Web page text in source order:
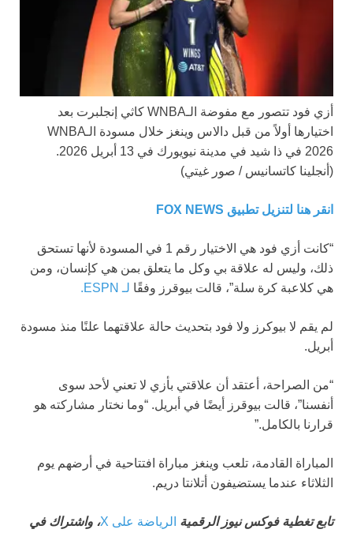
أزي فود تتصور مع مفوضة الـWNBA كاثي إنجلبرت بعد
اختيارها أولاً من قبل دالاس وينغز خلال مسودة الـWNBA
2026 في ذا شيد في مدينة نيويورك في 13 أبريل 2026.
(أنجلينا كاتسانيس / صور غيتي)
انقر هنا لتنزيل تطبيق FOX NEWS
“كانت أزي فود هي الاختيار رقم 1 في المسودة لأنها تستحق
ذلك، وليس له علاقة بي وكل ما يتعلق بمن هي كإنسان، ومن
هي كلاعبة كرة سلة”، قالت بيوقرز وفقًا لـ ESPN.
لم يقم لا بيوكرز ولا فود بتحديث حالة علاقتهما علنًا منذ مسودة
أبريل.
“من الصراحة، أعتقد أن علاقتي بأزي لا تعني لأحد سوى
أنفسنا”، قالت بيوقرز أيضًا في أبريل. “وما نختار مشاركته هو
قرارنا بالكامل.”
المباراة القادمة، تلعب وينغز مباراة افتتاحية في أرضهم يوم
الثلاثاء عندما يستضيفون أتلانتا دريم.
تابع تغطية فوكس نيوز الرقمية الرياضة على X
، واشتراك في